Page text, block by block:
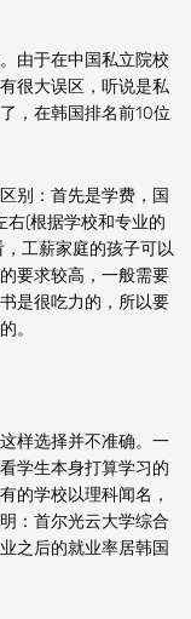
由于在中国私立院校
很大误区，听说是私
，在韩国排名前10位
别：首先是学费，国
右(根据学校和专业的
工薪家庭的孩子可以
要求较高，一般需要
是很吃力的，所以要
。
样选择并不准确。一
学生本身打算学习的
的学校以理科闻名，
：首尔光云大学综合
之后的就业率居韩国